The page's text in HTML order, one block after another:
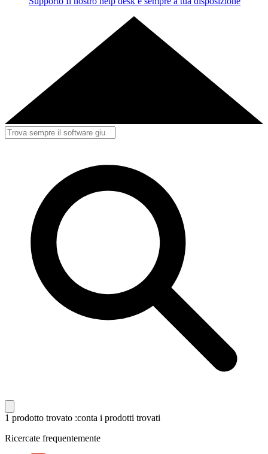
1 prodotto trovato :conta i prodotti trovati
Ricercate frequentemente